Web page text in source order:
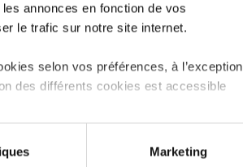
annonces en fonction de vos
le trafic sur notre site internet.
selon vos préférences, à l’exception
des différents cookies est accessible
de vidéos, partage sur les réseaux
du site) peuvent être affectées en
Marketing